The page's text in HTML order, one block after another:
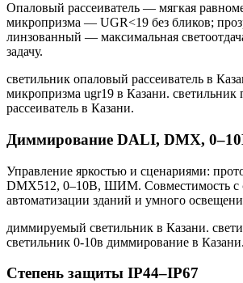
Опаловый рассеиватель — мягкая
микропризма — UGR<19 без бликов;
линзованный — максимальная
задачу.
светильник опаловый рассеиватель в
микропризма ugr19 в Казани. светильник
рассеиватель в Казани.
Диммирование DALI, DMX,
Управление яркостью и сценариями:
DMX512, 0–10В, ШИМ. Совместимость с
автоматизации зданий и умного
диммируемый светильник в Казани.
светильник 0-10в диммирование в Казани.
Степень защиты IP44–IP67